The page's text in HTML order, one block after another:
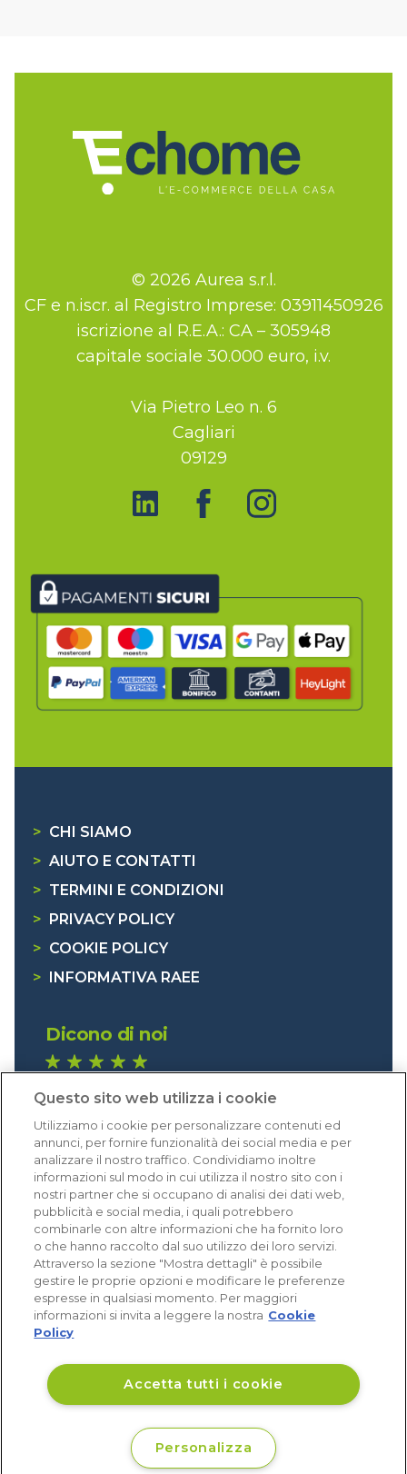
© 2026 Aurea s.r.l.
CF e n.iscr. al Registro Imprese: 03911450926
iscrizione al R.E.A.: CA – 305948
capitale sociale 30.000 euro, i.v.
Via Pietro Leo n. 6
Cagliari
09129
> CHI SIAMO
> AIUTO E CONTATTI
> TERMINI E CONDIZIONI
>
PRIVACY POLICY
> COOKIE POLICY
>
INFORMATIVA RAEE
Dicono di noi
Eccellente (4,8)
Acquisti verificati
Non disponibile
Questo sito web utilizza i cookie
Utilizziamo i cookie per personalizzare contenuti ed
annunci, per fornire funzionalità dei social media e per
analizzare il nostro traffico. Condividiamo inoltre
informazioni sul modo in cui utilizza il nostro sito con i
nostri partner che si occupano di analisi dei dati web,
pubblicità e social media, i quali potrebbero
combinarle con altre informazioni che ha fornito loro
o che hanno raccolto dal suo utilizzo dei loro servizi.
Attraverso la sezione "Mostra dettagli" è possibile
gestire le proprie opzioni e modificare le preferenze
espresse in qualsiasi momento. Per maggiori
informazioni si invita a leggere la nostra Cookie
Policy
Accetta tutti i cookie
Personalizza